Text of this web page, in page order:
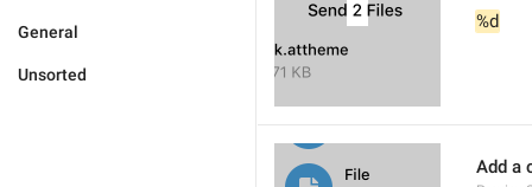
General
Unsorted
%d
Add a